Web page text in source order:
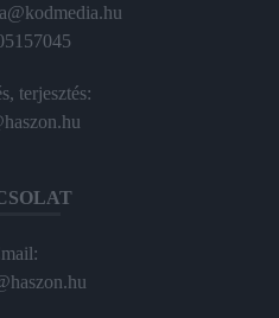
terjesztés: